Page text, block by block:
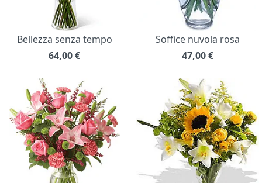
Bellezza senza tempo
64,00€
Soffice nuvola rosa
47,00€